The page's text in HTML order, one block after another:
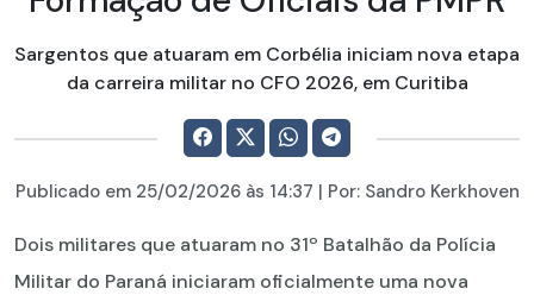
Sargentos que atuaram em Corbélia iniciam nova etapa
da carreira militar no CFO 2026, em Curitiba
Publicado em 25/02/2026às 14:37 | Por: Sandro Kerkhoven
Dois militares que atuaram no 31º Batalhão da Polícia
Militar do Paraná iniciaram oficialmente uma nova